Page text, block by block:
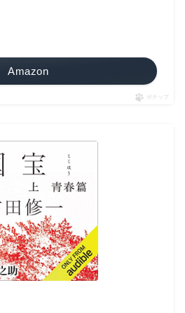
Amazon
ポチップ